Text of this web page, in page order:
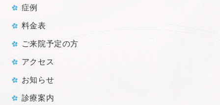
症例
料金表
ご来院予定の方
アクセス
お知らせ
診療案内